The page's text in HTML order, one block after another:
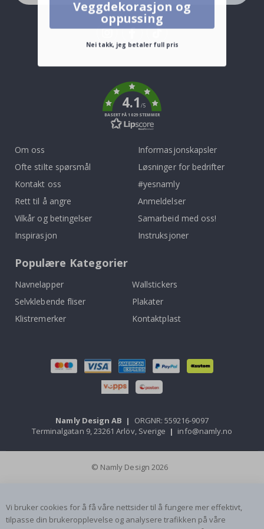
Tik
To
4.1/5
BASERT PÅ 1029 STEMMER
Om oss
Ofte stilte spørsmål
Kontakt oss
Rett til å angre
Vilkår og betingelser
Inspirasjon
Informasjonskapsler
Løsninger for bedrifter
#yesnamly
Anmeldelser
Samarbeid med oss!
Instruksjoner
Populære Kategorier
Navnelapper
Wallstickers
Selvklebende fliser
Plakater
Klistremerker
Kontaktplast
Namly Design AB |
ORGNR: 559216-9097
Terminalgatan 9, 23261 Arlöv, Sverige | info@namly.no
© Namly Design 2026
Vi bruker cookies for å få våre nettsider til å fungere mer effektivt,
tilpasse din brukeropplevelse og analysere trafikken på våre
Veggdekorasjon og
oppussing
Nei takk, jeg betaler full pris